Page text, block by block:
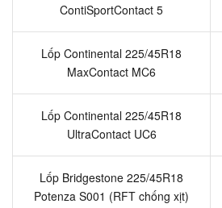
ContiSportContact 5
Lốp Continental 225/45R18
MaxContact MC6
Lốp Continental 225/45R18
UltraContact UC6
Lốp Bridgestone 225/45R18
Potenza S001 (RFT chống xịt)